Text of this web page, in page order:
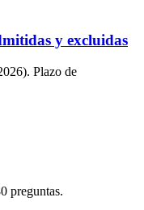
y excluidas
Plazo de
preguntas.